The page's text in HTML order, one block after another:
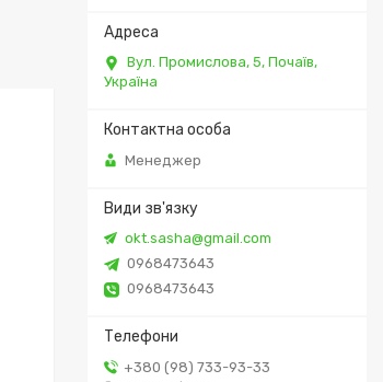
Вул. Промислова, 5, Почаїв,
Україна
Менеджер
okt.sasha@gmail.com
0968473643
0968473643
+380 (98) 733-93-33